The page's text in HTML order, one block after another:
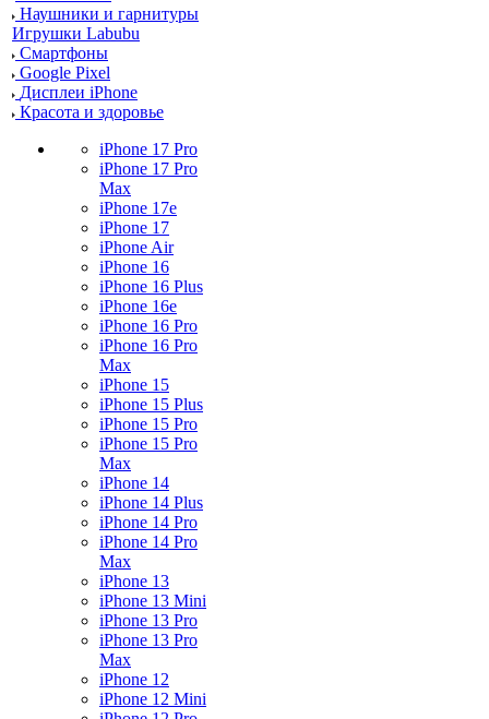
Наушники и гарнитуры
Игрушки Labubu
Смартфоны
Google Pixel
Дисплеи iPhone
Красота и здоровье
iPhone 17 Pro
iPhone 17 Pro
Max
iPhone 17e
iPhone 17
iPhone Air
iPhone 16
iPhone 16 Plus
iPhone 16e
iPhone 16 Pro
iPhone 16 Pro
Max
iPhone 15
iPhone 15 Plus
iPhone 15 Pro
iPhone 15 Pro
Max
iPhone 14
iPhone 14 Plus
iPhone 14 Pro
iPhone 14 Pro
Max
iPhone 13
iPhone 13 Mini
iPhone 13 Pro
iPhone 13 Pro
Max
iPhone 12
iPhone 12 Mini